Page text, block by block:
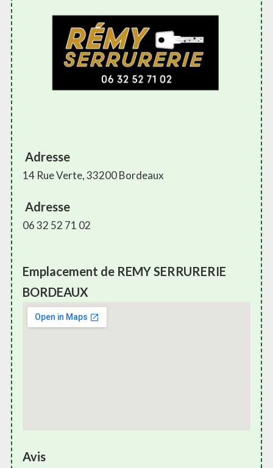
Adresse
14 Rue Verte, 33200 Bordeaux
Adresse
06 32 52 71 02
Emplacement de REMY SERRURERIE
BORDEAUX
Avis